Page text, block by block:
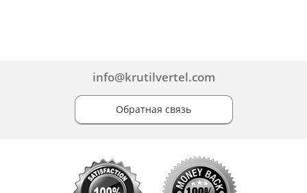
info@krutilvertel.com
Обратная связь